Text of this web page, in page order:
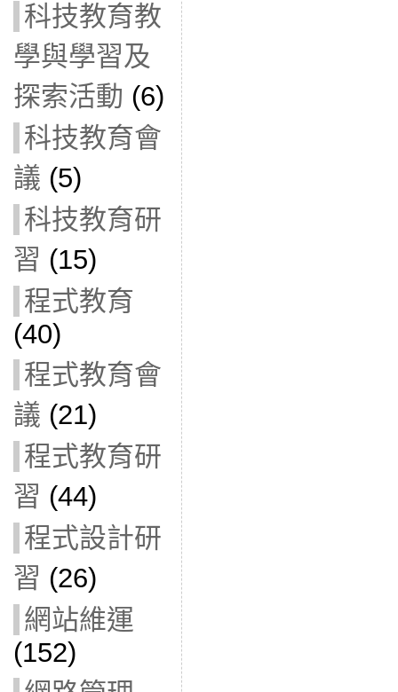
科技教育教
學與學習及
探索活動 (6)
科技教育會
議 (5)
科技教育研
習 (15)
程式教育
(40)
程式教育會
議 (21)
程式教育研
習 (44)
程式設計研
習 (26)
網站維運
(152)